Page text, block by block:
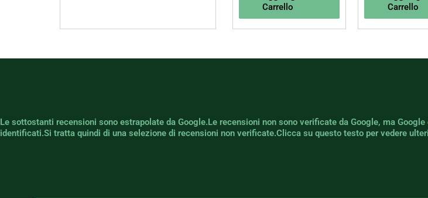
Carrello
Carrello
Le sottostanti recensioni sono estrapolate da Google.Le recensioni non sono verificate da Google, ma
identificati.Si tratta quindi di una selezione di recensioni non verificate.Clicca su questo testo per vedere